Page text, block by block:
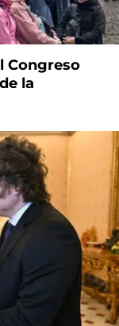
Congreso
la